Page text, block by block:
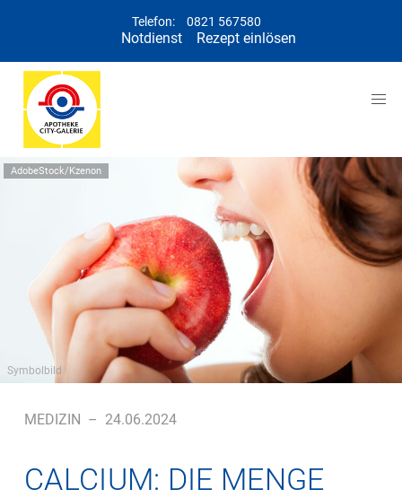
Telefon: 0821 567580
Notdienst Rezept einlösen
AdobeStock/Kzenon
Symbolbild
MEDIZIN – 24.06.2024
CALCIUM: DIE MENGE